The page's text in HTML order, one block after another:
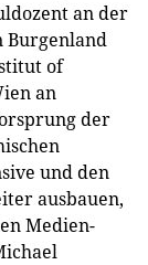
an der
Burgenland
of
an
der
und den
ausbauen,
Medien-